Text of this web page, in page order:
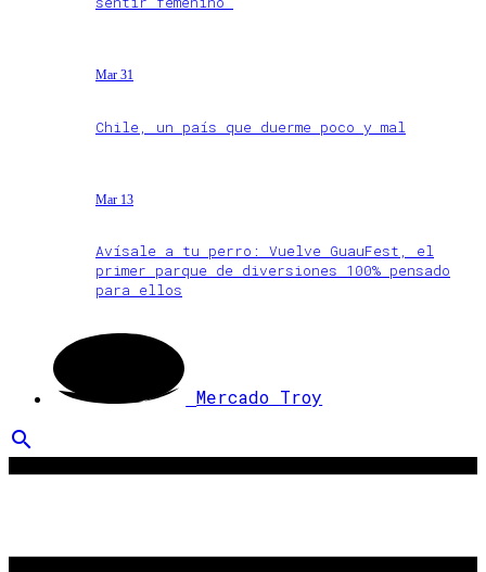
Mar 31
Chile, un país que duerme poco y mal
Mar 13
Avísale a tu perro: Vuelve GuauFest, el
primer parque de diversiones 100% pensado
para ellos
Mercado Troy
search